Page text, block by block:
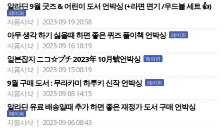
알라딘 9월 굿즈 & 어린이 도서 언박싱 (+라면 면기 /우드볼 세트 👍)
페이퍼
자몽샤샥 | 2023-09-19 20:58
아무 생각 하기 싫을때 하면 좋은 퀴즈 풀이책 언박싱 페이퍼
자몽샤샥 | 2023-09-16 18:19
일본잡지 ニコ☆プチ 2023年 10月號언박싱 페이퍼
자몽샤샥 | 2023-09-15 00:19
9월 구매 도서 : 무라카미 하루키 신작 언박싱 페이퍼
자몽샤샥 | 2023-09-08 14:15
알라딘 유료 배송일때 추가 하면 좋은 재정가 도서 구매 언박싱
페이퍼
자몽샤샥 | 2023-09-06 08:43